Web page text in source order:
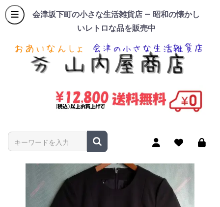
会津坂下町の小さな生活雑貨店 — 昭和の懐かし
いレトロな品を販売中
商品名やキーワードを入力